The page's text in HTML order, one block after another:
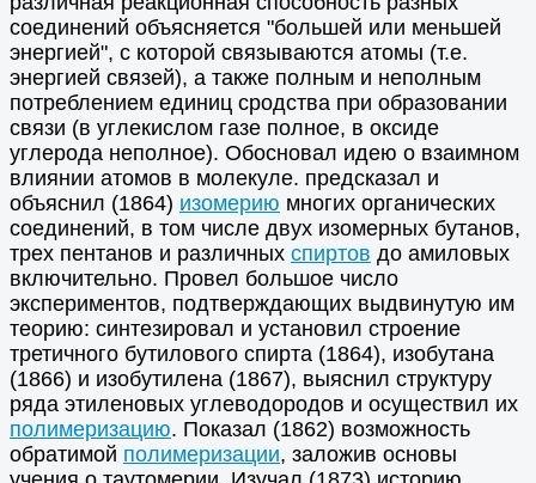
соединений объясняется "большей или меньшей
энергией", с которой связываются атомы (т.е.
энергией связей), а также полным и неполным
потреблением единиц сродства при образовании
связи (в углекислом газе полное, в оксиде
углерода неполное). Обосновал идею о взаимном
влиянии атомов в молекуле. предсказал и
объяснил (1864) изомерию многих органических
соединений, в том числе двух изомерных бутанов,
трех пентанов и различных спиртов до амиловых
включительно. Провел большое число
экспериментов, подтверждающих выдвинутую им
теорию: синтезировал и установил строение
третичного бутилового спирта (1864), изобутана
(1866) и изобутилена (1867), выяснил структуру
ряда этиленовых углеводородов и осуществил их
полимеризацию. Показал (1862) возможность
обратимой полимеризации, заложив основы